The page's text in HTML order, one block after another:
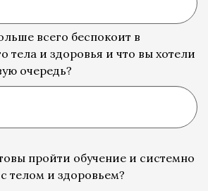
всего беспокоит в
тела и здоровья и что вы хотели
очередь?
пройти обучение и системно
телом и здоровьем?